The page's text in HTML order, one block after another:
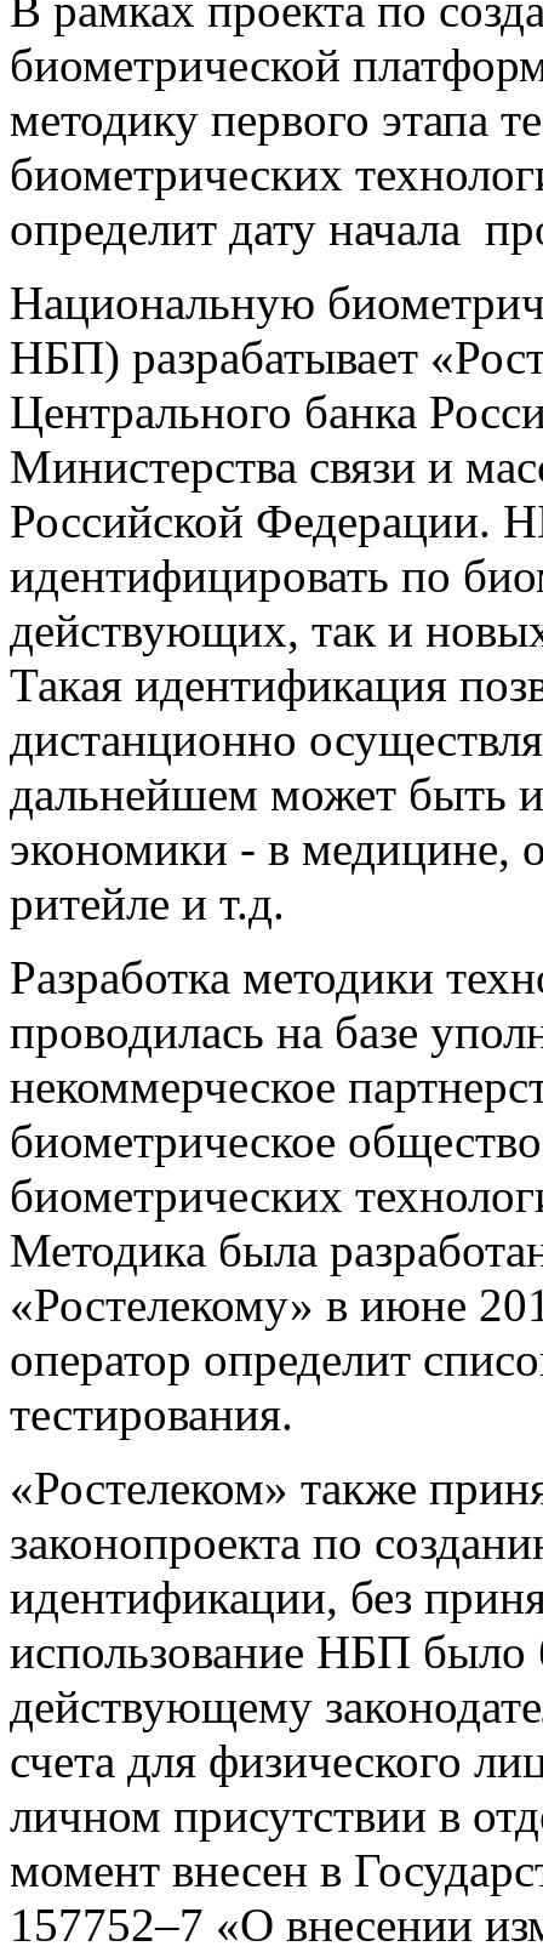
биометрической
методику первого этапа
биометрических
определит дату начала
Национальную
НБП) разрабатывает
Центрального банка
Министерства связи и
Российской Федерации.
идентифицировать по
действующих, так и
Такая идентификация
дистанционно
дальнейшем может быть
экономики - в медицине,
ритейле и т.д.
Разработка методики
проводилась на базе
некоммерческое
биометрическое
биометрических
Методика была
«Ростелекому» в июне
оператор определит
тестирования.
«Ростелеком» также
законопроекта по
идентификации, без
использование НБП
действующему
счета для физического
личном присутствии в
момент внесен в
157752–7 «О внесении